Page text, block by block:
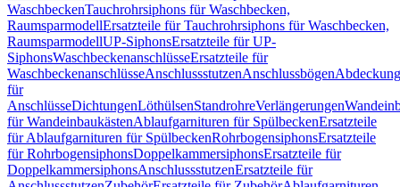
WaschbeckenTauchrohrsiphons für Waschbecken,
RaumsparmodellErsatzteile für Tauchrohrsiphons für Waschbecken,
RaumsparmodellUP-SiphonsErsatzteile für UP-
SiphonsWaschbeckenanschlüsseErsatzteile für
WaschbeckenanschlüsseAnschlussstutzenAnschlussbögen
für
AnschlüsseDichtungenLöthülsenStandrohreVerlängerungen
für WandeinbaukästenAblaufgarnituren für SpülbeckenErsatzteile
für Ablaufgarnituren für SpülbeckenRohrbogensiphonsErsatzteile
für RohrbogensiphonsDoppelkammersiphonsErsatzteile für
DoppelkammersiphonsAnschlussstutzenErsatzteile für